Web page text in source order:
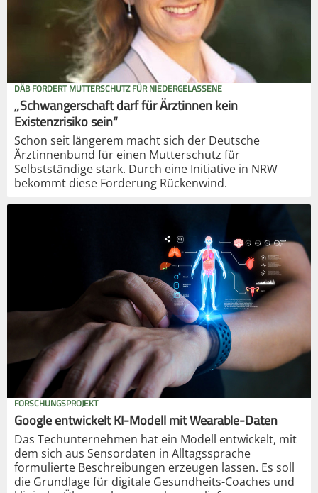
DÄB FORDERT MUTTERSCHUTZ FÜR NIEDERGELASSENE
„Schwangerschaft darf für Ärztinnen kein
Existenzrisiko sein“
Schon seit längerem macht sich der Deutsche
Ärztinnenbund für einen Mutterschutz für
Selbstständige stark. Durch eine Initiative in NRW
bekommt diese Forderung Rückenwind.
FORSCHUNGSPROJEKT
Google entwickelt KI-Modell mit Wearable-Daten
Das Techunternehmen hat ein Modell entwickelt, mit
dem sich aus Sensordaten in Alltagssprache
formulierte Beschreibungen erzeugen lassen. Es soll
die Grundlage für digitale Gesundheits-Coaches und